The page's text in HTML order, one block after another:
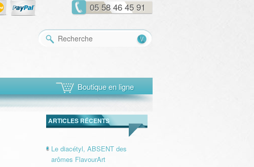
05 58 46 45 91
Boutique en ligne
ARTICLES RÉCENTS
Le diacétyl, ABSENT des
arômes FlavourArt